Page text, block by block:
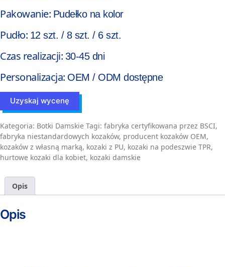
Pakowanie: Pudełko na kolor
Pudło: 12 szt. / 8 szt. / 6 szt.
Czas realizacji: 30-45 dni
Personalizacja: OEM / ODM dostępne
Uzyskaj wycenę
Kategoria: Botki Damskie Tagi: fabryka certyfikowana przez BSCI,
fabryka niestandardowych kozaków, producent kozaków OEM,
kozaków z własną marką, kozaki z PU, kozaki na podeszwie TPR,
hurtowe kozaki dla kobiet, kozaki damskie
Opis
Opis